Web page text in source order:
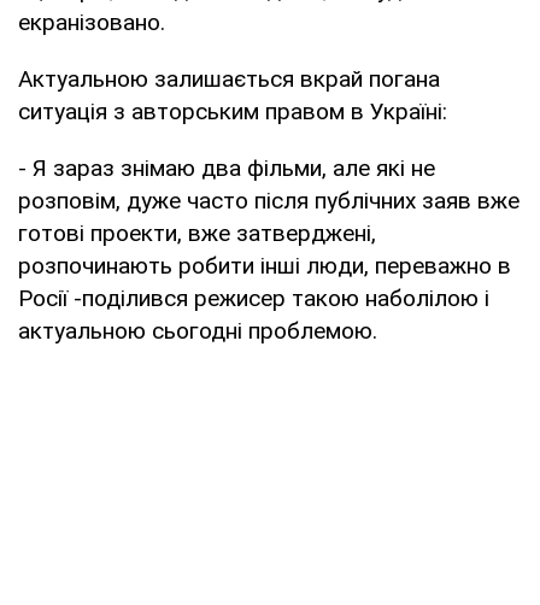
екранізовано.
Актуальною залишається вкрай погана
ситуація з авторським правом в Україні:
- Я зараз знімаю два фільми, але які не
розповім, дуже часто після публічних заяв вже
готові проекти, вже затверджені,
розпочинають робити інші люди, переважно в
Росії -поділився режисер такою наболілою і
актуальною сьогодні проблемою.